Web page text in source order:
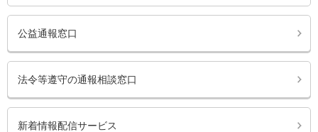
公益通報窓口
法令等遵守の通報相談窓口
新着情報配信サービス